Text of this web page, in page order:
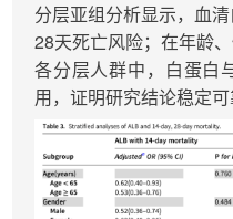
分层亚组分析显示，血
28天死亡风险；在年龄
各分层人群中，白蛋白
用，证明研究结论稳定可